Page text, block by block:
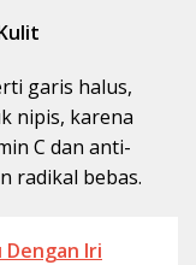
garis halus,
nipis, karena
C dan anti-
radikal bebas.
Dengan Iri